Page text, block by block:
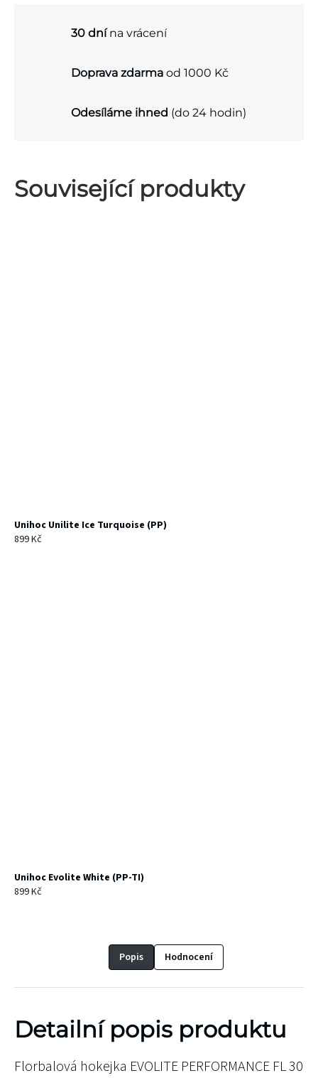
30 dnína vrácení
Doprava zdarma od 1000 Kč
Odesíláme ihned (do 24 hodin)
Související produkty
Unihoc Unilite Ice Turquoise (PP)
899 Kč
Unihoc Evolite White (PP-TI)
899 Kč
Popis Hodnocení
Detailní popis produktu
Florbalová hokejka EVOLITE PERFORMANCE FL 30